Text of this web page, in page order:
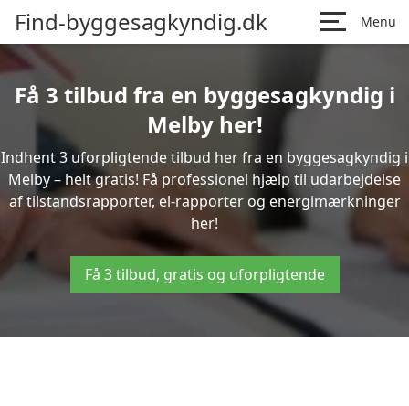
Find-byggesagkyndig.dk Menu
Få 3 tilbud fra en byggesagkyndig i
Melby her!
Indhent 3 uforpligtende tilbud her fra en byggesagkyndig i
Melby – helt gratis! Få professionel hjælp til udarbejdelse
af tilstandsrapporter, el-rapporter og energimærkninger
her!
Få 3 tilbud, gratis og uforpligtende